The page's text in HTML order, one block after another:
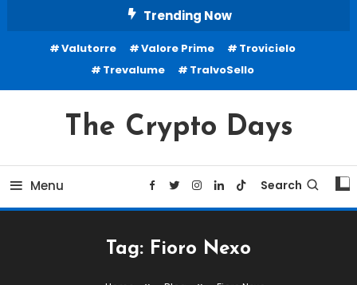
Trending Now
Valutorre Valore Prime
Trovicielo
Trevalume
TralvoSello
The Crypto Days
Menu Search
Tag: Fioro Nexo